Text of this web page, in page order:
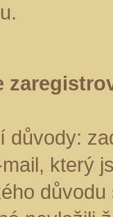
důvody:
který